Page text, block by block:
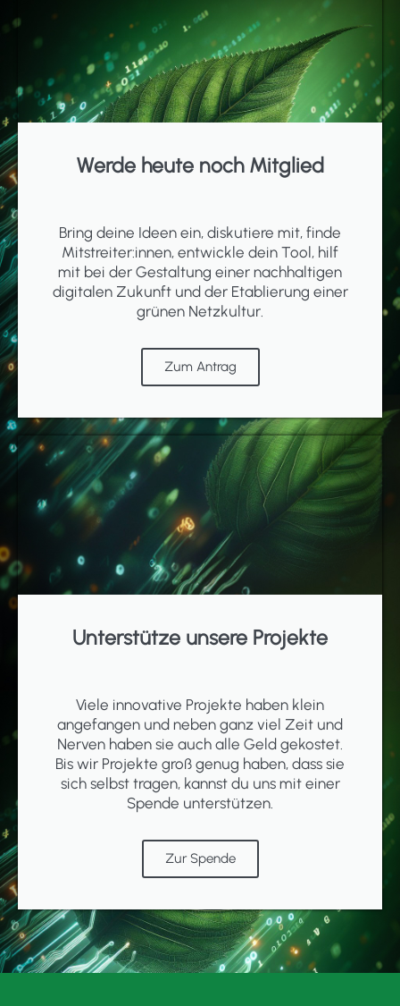
Werde heute noch Mitglied
Bring deine Ideen ein, diskutiere mit, finde
Mitstreiter:innen, entwickle dein Tool, hilf
mit bei der Gestaltung einer nachhaltigen
digitalen Zukunft und der Etablierung einer
grünen Netzkultur.
Zum Antrag
Unterstütze unsere Projekte
Viele innovative Projekte haben klein
angefangen und neben ganz viel Zeit und
Nerven haben sie auch alle Geld gekostet.
Bis wir Projekte groß genug haben, dass sie
sich selbst tragen, kannst du uns mit einer
Spende unterstützen.
Zur Spende